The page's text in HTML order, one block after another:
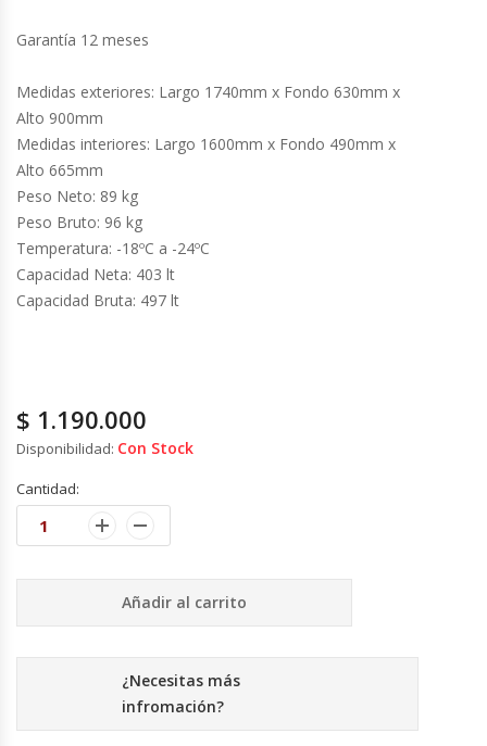
Estanterías Y Repisas
Exhibidoras De Productos Calientes
Expendedoras De Jugo
Exprimidor De Naranjas
Exprimidoras De Cítricos
Extractoras De Jugos
Formadora De Pizza
Frigobar
Hornos A Piso Y Pizzeros
Garantía 12 meses
Medidas exteriores: Largo 1740mm x Fondo 630mm x
Alto 900mm
Medidas interiores: Largo 1600mm x Fondo 490mm x
Alto 665mm
Peso Neto: 89 kg
Peso Bruto: 96 kg
Temperatura: -18ºC a -24ºC
Capacidad Neta: 403 lt
Capacidad Bruta: 497 lt
$ 1.190.000
Disponibilidad: Con Stock
Cantidad:
Añadir al carrito
¿Necesitas más
infromación?